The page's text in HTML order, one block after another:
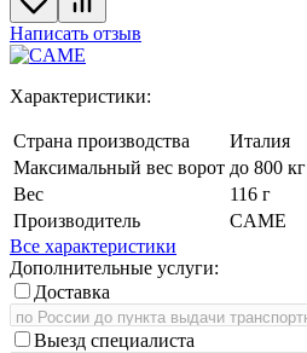
Написать отзыв
Характеристики:
Страна производства
Италия
Максимальный вес ворот до 800 кг
Вес
116 г
Производитель
CAME
Все характеристики
Дополнительные услуги:
Доставка
Выезд специалиста